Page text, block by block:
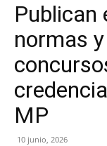
Publican
normas
MP
10 junio, 2026